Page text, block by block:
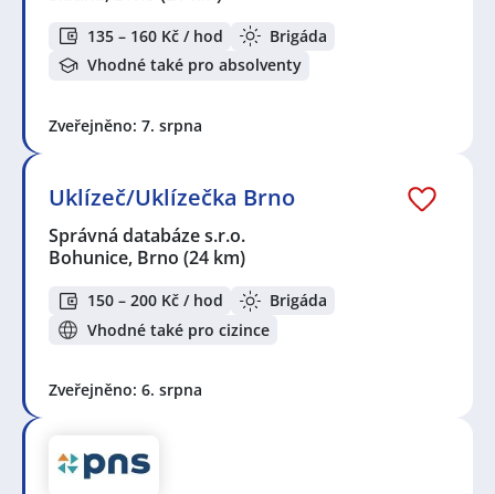
135 – 160 Kč / hod
Brigáda
Vhodné také pro absolventy
Zveřejněno: 7. srpna
Uklízeč/Uklízečka Brno
Správná databáze s.r.o.
Bohunice, Brno (24 km)
150 – 200 Kč / hod
Brigáda
Vhodné také pro cizince
Zveřejněno: 6. srpna